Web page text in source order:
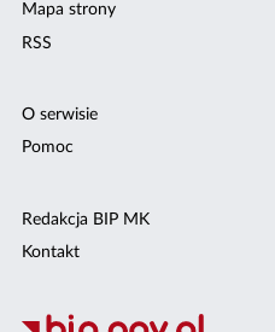
Mapa strony
RSS
O serwisie
Pomoc
Redakcja BIP MK
Kontakt